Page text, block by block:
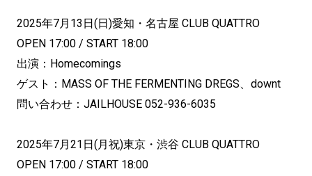
2025年7月13日(日)愛知・名古屋 CLUB QUATTRO
OPEN 17:00 / START 18:00
出演：Homecomings
ゲスト：MASS OF THE FERMENTING DREGS、downt
問い合わせ：JAILHOUSE 052-936-6035
2025年7月21日(月祝)東京・渋谷 CLUB QUATTRO
OPEN 17:00 / START 18:00